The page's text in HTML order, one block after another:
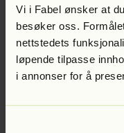
Vi i Fabel ønsker at
besøker oss.
nettstedets
løpende tilpasse
i annonser for å